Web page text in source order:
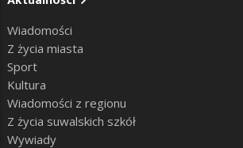
Wiadomości
Z życia miasta
Sport
Kultura
Wiadomości z regionu
Z życia suwalskich szkół
Wywiady